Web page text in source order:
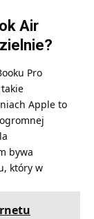
Air
Pro
Apple to
bywa
który w